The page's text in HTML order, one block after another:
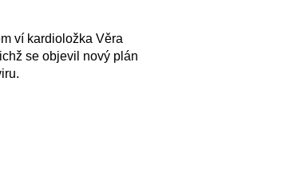
ví kardioložka Věra
se objevil nový plán